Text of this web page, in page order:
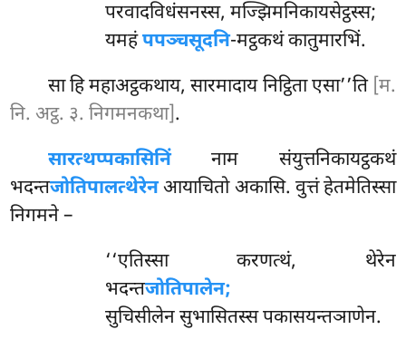
परवादविधंसनस्स, मज्झिमनिकायसेट्ठस्स;
यमहंपपञ्चसूदनि-मट्ठकथं कातुमारभिं.
सा हि महाअट्ठकथाय, सारमादाय निट्ठिता एसा’’ति [म.
नि. अट्ठ. ३. निगमनकथा].
सारत्थप्पकासिनिंनाम संयुत्तनिकायट्ठकथं
भदन्तजोतिपालत्थेरेनआयाचितो अकासि. वुत्तं हेतमेतिस्सा
निगमने –
‘‘एतिस्सा करणत्थं, थेरेन
भदन्तजोतिपालेन;
सुचिसीलेन सुभासितस्स पकासयन्तञाणेन.